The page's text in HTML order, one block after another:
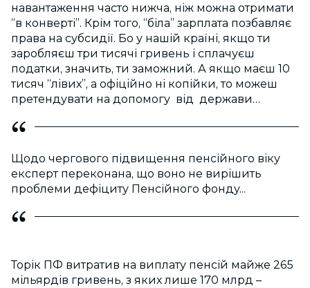
навантаження часто нижча, ніж можна отримати
“в конверті”. Крім того, “біла” зарплата позбавляє
права на субсидії. Бо у нашій країні, якщо ти
заробляєш три тисячі гривень і сплачуєш
податки, значить, ти заможний. А якщо маєш 10
тисяч “лівих”, а офіційно ні копійки, то можеш
претендувати на допомогу від держави…
Щодо чергового підвищення пенсійного віку
експерт переконана, що воно не вирішить
проблеми дефіциту Пенсійного фонду...
Торік ПФ витратив на виплату пенсій майже 265
мільярдів гривень, з яких лише 170 млрд –